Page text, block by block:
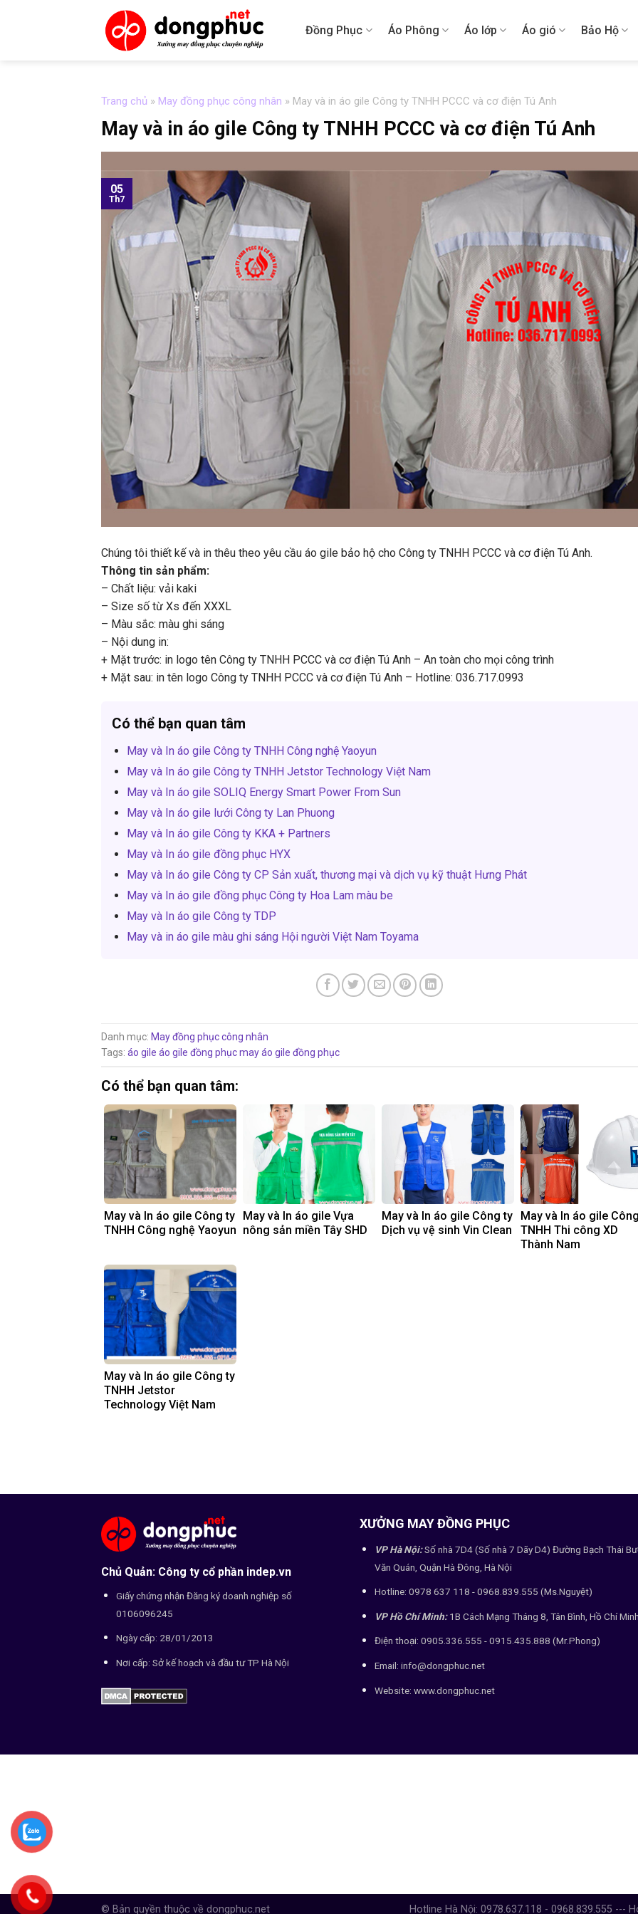
Đồng Phục Áo Phông Áo lớp Áo gió Bảo Hộ
Trang chủ » May đồng phục công nhân » May và in áo gile Công ty TNHH PCCC và cơ điện Tú Anh
May và in áo gile Công ty TNHH PCCC và cơ điện Tú Anh
05
Th7
Chúng tôi thiết kế và in thêu theo yêu cầu áo gile bảo hộ cho Công ty TNHH PCCC và cơ điện Tú Anh.
Thông tin sản phẩm:
– Chất liệu: vải kaki
– Size số từ Xs đến XXXL
– Màu sắc: màu ghi sáng
– Nội dung in:
+ Mặt trước: in logo tên Công ty TNHH PCCC và cơ điện Tú Anh – An toàn cho mọi công trình
+ Mặt sau: in tên logo Công ty TNHH PCCC và cơ điện Tú Anh – Hotline: 036.717.0993
Có thể bạn quan tâm
May và In áo gile Công ty TNHH Công nghệ Yaoyun
May và In áo gile Công ty TNHH Jetstor Technology Việt Nam
May và In áo gile SOLIQ Energy Smart Power From Sun
May và In áo gile lưới Công ty Lan Phuong
May và In áo gile Công ty KKA + Partners
May và In áo gile đồng phục HYX
May và In áo gile Công ty CP Sản xuất, thương mại và dịch vụ kỹ thuật Hưng Phát
May và In áo gile đồng phục Công ty Hoa Lam màu be
May và In áo gile Công ty TDP
May và in áo gile màu ghi sáng Hội người Việt Nam Toyama
Danh mục: May đồng phục công nhân
Tags: áo gile áo gile đồng phụcmay áo gile đồng phục
Có thể bạn quan tâm:
May và In áo gile Công ty
TNHH Công nghệ Yaoyun
May và In áo gile Vựa
nông sản miền Tây SHD
May và In áo gile Công ty
Dịch vụ vệ sinh Vin Clean
May và In áo gile
TNHH Thi công XD
Thành Nam
May và In áo gile Công ty
TNHH Jetstor
Technology Việt Nam
Chủ Quản: Công ty cổ phần indep.vn
Giấy chứng nhận Đăng ký doanh nghiệp số
0106096245
Ngày cấp: 28/01/2013
Nơi cấp: Sở kế hoạch và đầu tư TP Hà Nội
XƯỞNG MAY ĐỒNG PHỤC
VP Hà Nội:Số nhà 7D4 (Số nhà 7 Dãy D4) Đường Bạch Thái
Văn Quán, Quận Hà Đông, Hà Nội
Hotline: 0978 637 118 - 0968.839.555 (Ms.Nguyệt)
VP Hồ Chí Minh:1B Cách Mạng Tháng 8, Tân Bình, Hồ Chí
Điện thoại: 0905.336.555 - 0915.435.888 (Mr.Phong)
Email: info@dongphuc.net
Website:www.dongphuc.net
Hotline Hà Nội: 0978.637.118 - 0968.839.555 ---
© Bản quyền thuộc về dongphuc.net